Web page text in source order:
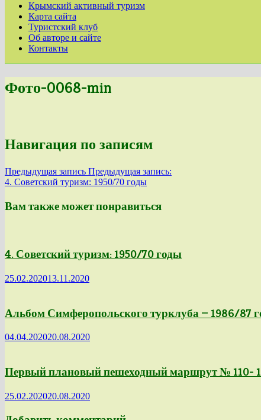
Крымский активный туризм
Карта сайта
Туристский клуб
Об авторе и сайте
Контакты
Фото-0068-min
Навигация по записям
Предыдущая запись Предыдущая запись:
4. Советский туризм: 1950/70 годы
Вам также может понравиться
4. Советский туризм: 1950/70 годы
25.02.202013.11.2020
Альбом Симферопольского турклуба — 1986/87
04.04.202020.08.2020
Первый плановый пешеходный маршрут № 110-
25.02.202020.08.2020